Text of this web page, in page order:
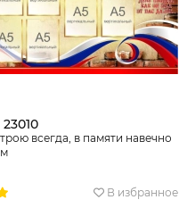
всегда, в памяти навечно
В избранное